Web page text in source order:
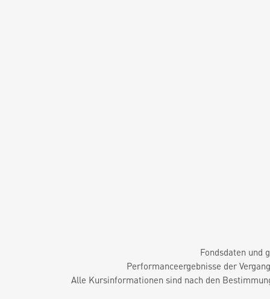
Fondsdaten und
Performanceergebnisse der
Alle Kursinformationen sind nach den